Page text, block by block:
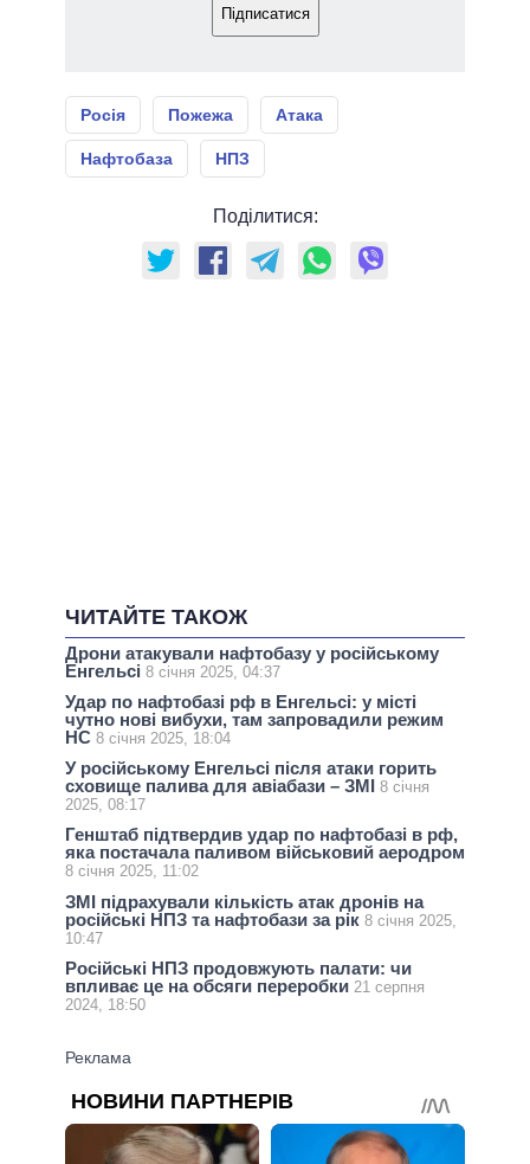
Підписатися
Росія Пожежа Атака
Нафтобаза НПЗ
Поділитися:
ЧИТАЙТЕ ТАКОЖ
Дрони атакували нафтобазу у російському
Енгельсі 8 січня 2025, 04:37
Удар по нафтобазі рф в Енгельсі: у місті
чутно нові вибухи, там запровадили режим
НС 8 січня 2025, 18:04
У російському Енгельсі після атаки горить
сховище палива для авіабази – ЗМІ 8 січня
2025, 08:17
Генштаб підтвердив удар по нафтобазі в рф,
яка постачала паливом військовий аеродром
8 січня 2025, 11:02
ЗМІ підрахували кількість атак дронів на
російські НПЗ та нафтобази за рік 8 січня 2025,
10:47
Російські НПЗ продовжують палати: чи
впливає це на обсяги переробки 21 серпня
2024, 18:50